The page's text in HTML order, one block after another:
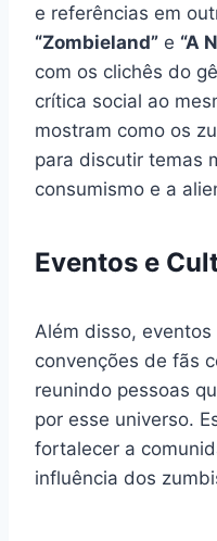
e referências em
“Zombieland” e “A
com os clichês do
crítica social ao
mostram como os
para discutir temas
consumismo e a
Eventos e
Além disso, eventos
convenções de fãs
reunindo pessoas
por esse universo.
fortalecer a
influência dos